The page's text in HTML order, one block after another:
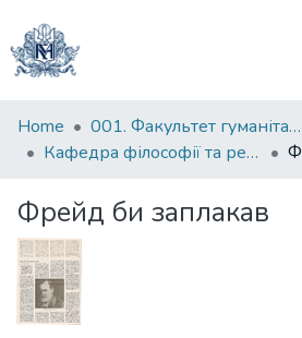
Communities
&
All of DSpace
Statistics
Home
001. Факультет гуманітарних наук
Кафедра філософії та релігієзнавства
Фрейд би заплакав